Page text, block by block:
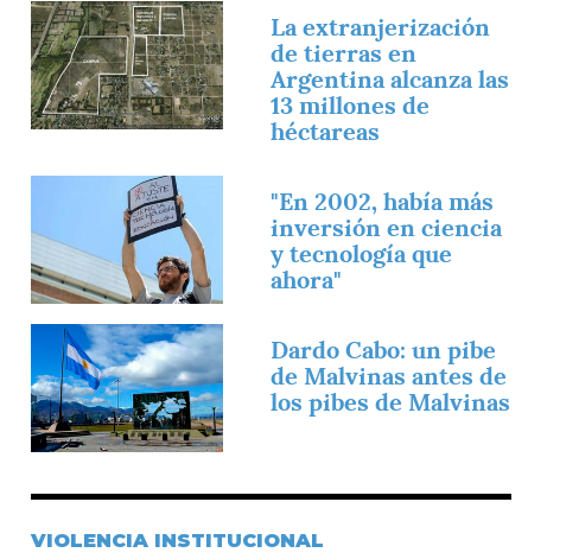
Imagen
La extranjerización
de tierras en
Argentina alcanza las
13 millones de
héctareas
"En 2002, había más
inversión en ciencia
y tecnología que
ahora"
Imagen
Dardo Cabo: un pibe
de Malvinas antes de
los pibes de Malvinas
VIOLENCIA INSTITUCIONAL